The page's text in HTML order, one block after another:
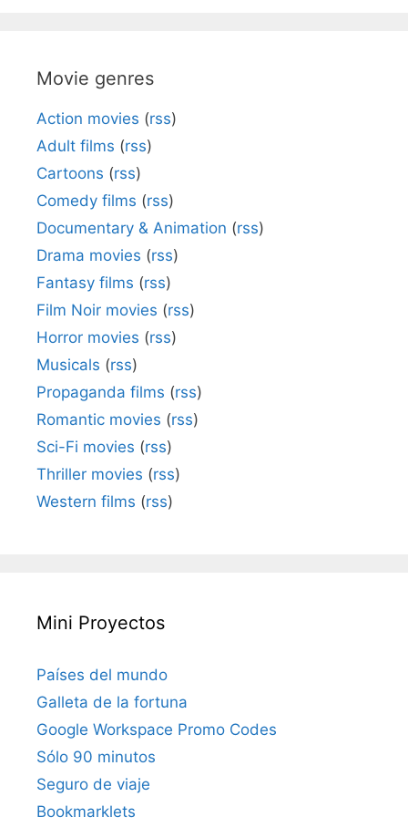
Movie genres
Action movies (rss)
Adult films (rss)
Cartoons (rss)
Comedy films (rss)
Documentary & Animation (rss)
Drama movies (rss)
Fantasy films (rss)
Film Noir movies (rss)
Horror movies (rss)
Musicals (rss)
Propaganda films (rss)
Romantic movies (rss)
Sci-Fi movies (rss)
Thriller movies (rss)
Western films (rss)
Mini Proyectos
Países del mundo
Galleta de la fortuna
Google Workspace Promo Codes
Sólo 90 minutos
Seguro de viaje
Bookmarklets